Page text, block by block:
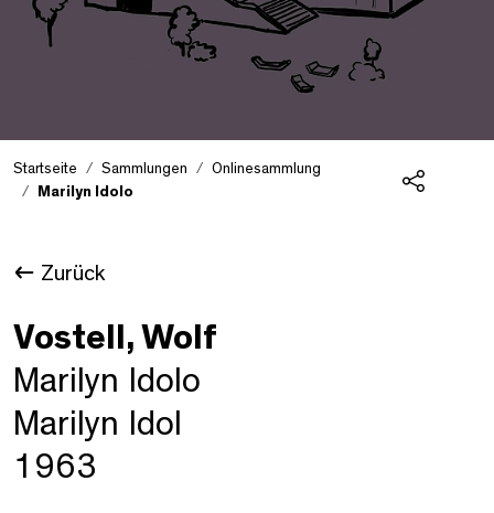
Startseite Sammlungen
Onlinesammlung
Marilyn Idolo
Zurück
Vostell, Wolf
Marilyn Idolo
Marilyn Idol
1963